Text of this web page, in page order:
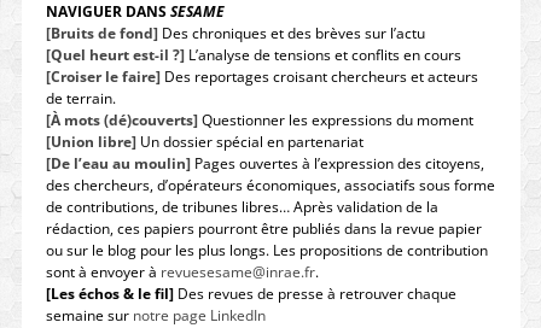
NAVIGUER DANSSESAME
[Bruits de fond]Des chroniques et des brèves sur l’actu
[Quel heurt est-il ?]L’analyse de tensions et conflits en cours
[Croiser le faire]Des reportages croisant chercheurs et acteurs
de terrain.
[À mots (dé)couverts]Questionner les expressions du moment
[Union libre]Un dossier spécial en partenariat
[De l’eau au moulin]Pages ouvertes à l’expression des citoyens,
des chercheurs, d’opérateurs économiques, associatifs sous forme
de contributions, de tribunes libres… Après validation de la
rédaction, ces papiers pourront être publiés dans la revue papier
ou sur le blog pour les plus longs. Les propositions de contribution
sont à envoyer à revuesesame@inrae.fr.
[Les échos & le fil]Des revues de presse à retrouver chaque
semaine sur notre page LinkedIn